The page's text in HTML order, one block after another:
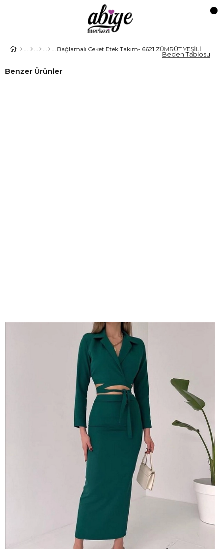
Bağlamalı Ceket Etek Takım- 6621 ZÜMRÜT YEŞİLİ
Benzer Ürünler
Beden Tablosu